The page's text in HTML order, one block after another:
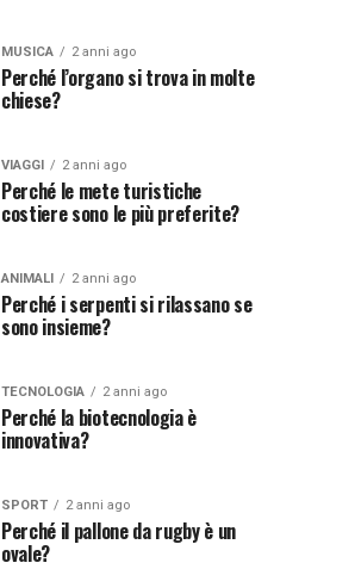
MUSICA 2 anni ago
Perché l’organo si trova in molte
chiese?
VIAGGI 2 anni ago
Perché le mete turistiche
costiere sono le più preferite?
ANIMALI 2 anni ago
Perché i serpenti si rilassano se
sono insieme?
TECNOLOGIA 2 anni ago
Perché la biotecnologia è
innovativa?
SPORT 2 anni ago
Perché il pallone da rugby è un
ovale?